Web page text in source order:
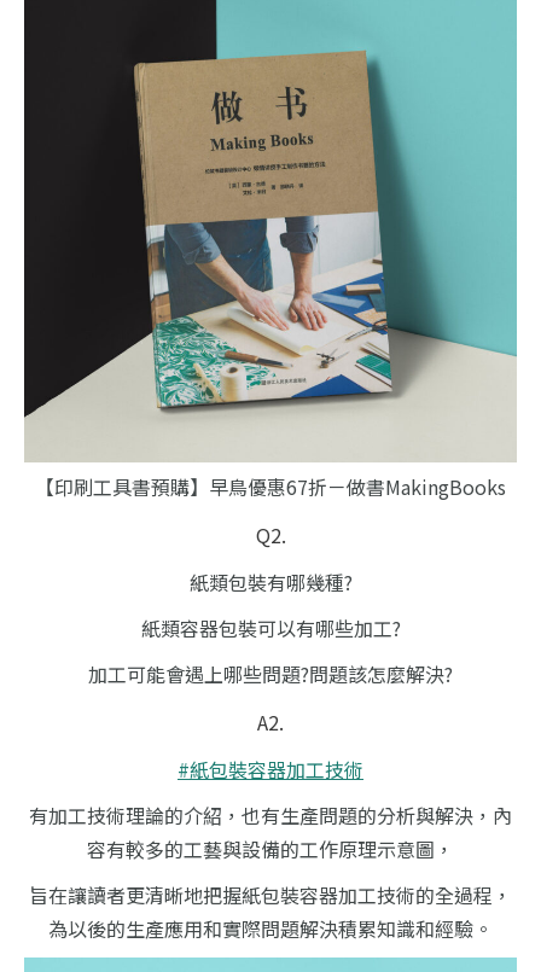
【印刷工具書預購】早鳥優惠67折－做書MakingBooks
Q2.
紙類包裝有哪幾種?
紙類容器包裝可以有哪些加工?
加工可能會遇上哪些問題?問題該怎麼解決?
A2.
#紙包裝容器加工技術
有加工技術理論的介紹，也有生產問題的分析與解決，內
容有較多的工藝與設備的工作原理示意圖，
旨在讓讀者更清晰地把握紙包裝容器加工技術的全過程，
為以後的生產應用和實際問題解決積累知識和經驗。